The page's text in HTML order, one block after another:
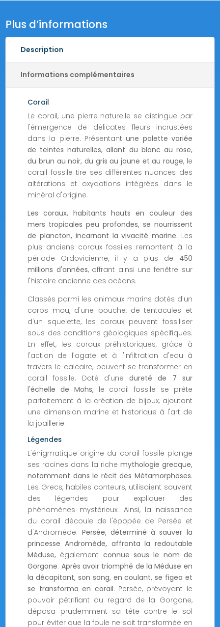
Plus d’informations
Description
Informations complémentaires
Corail
Le corail, une pierre naturelle se distingue par
l'émergence de délicates fleurs incrustées
dans la pierre. Présentant une palette variée
de teintes naturelles, allant du blanc au rose,
du brun au noir, du gris au jaune et au rouge, le
corail fossile tire ses différentes nuances des
altérations et oxydations intégrées dans le
minéral d'origine.
Les coraux, habitants hauts en couleur des
mers tropicales peu profondes, se nourrissent
de plancton, incarnant la vivacité marine. Les
plus anciens coraux fossiles remontent à la
période Ordovicienne, il y a plus de 450
millions d'années, offrant ainsi une fenêtre sur
l'histoire ancienne des océans.
Classés parmi les animaux marins dotés d'un
corps mou, d'une bouche, de tentacules et
d'un squelette, les coraux peuvent fossiliser
sous des conditions géologiques spécifiques.
En effet, les coraux préhistoriques, grâce à
l'action de l'agate et à l'infiltration d'eau à
travers le calcaire, peuvent se transformer en
corail fossile. Doté d'une dureté de 7 sur
l'échelle de Mohs,le corail fossile se prête
parfaitement à la création de bijoux, ajoutant
une dimension marine et historique à l'art de
la joaillerie.
Légendes
L'énigmatique origine du corail fossile plonge
ses racines dans la riche mythologie grecque,
notamment dans le récit des Métamorphoses.
Les Grecs, habiles conteurs, utilisaient souvent
des légendes pour expliquer des
phénomènes mystérieux. Ainsi, la naissance
du corail découle de l'épopée de Persée et
d'Andromède. Persée, déterminé à sauver la
princesse Andromède, affronta la redoutable
Méduse, également connue sous le nom de
Gorgone. Après avoir triomphé de la Méduse en
la décapitant, son sang, en coulant, se figea et
se transforma en corail. Persée, prévoyant le
pouvoir pétrifiant du regard de la Gorgone,
déposa prudemment sa tête contre le sol
pour éviter que la foule ne soit transformée en